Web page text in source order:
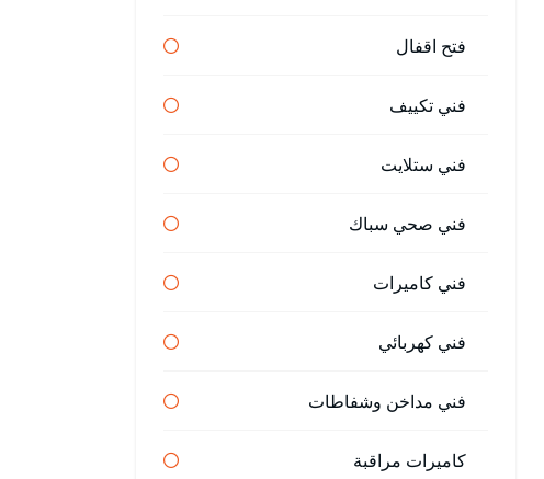
فتح اقفال
فني تكييف
فني ستلايت
فني صحي سباك
فني كاميرات
فني كهربائي
فني مداخن وشفاطات
كاميرات مراقبة